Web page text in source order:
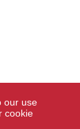
our use
cookie